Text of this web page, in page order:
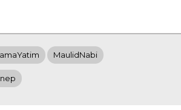
MaulidNabi